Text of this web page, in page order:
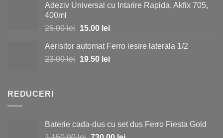
a
190.00 lei.
este:
Adeziv Universal cu Intarire Rapida, Akfix 705,
400ml
25.00lei Prețul
a
fost:
15.00 leiPrețul
este:
15.00 lei.
Aerisitor automat Ferro iesire laterala 1/2
23.00lei Prețul
19.50 leiPrețul
REDUCERI
Baterie cada-dus cu set dus Ferro Fiesta Gold